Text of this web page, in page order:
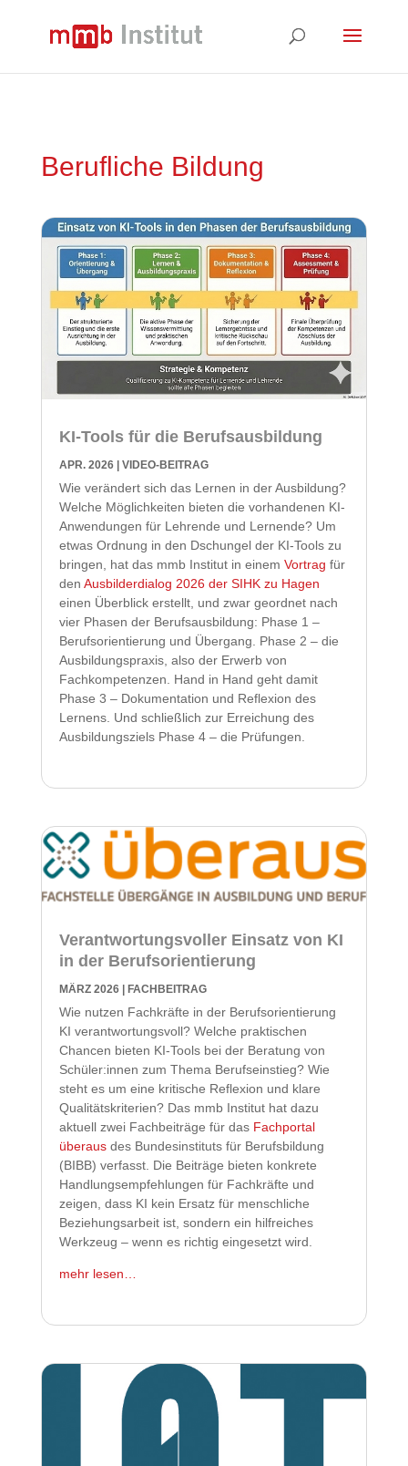
Berufliche Bildung
KI-Tools für die Berufsausbildung
APR. 2026| VIDEO-BEITRAG
Wie verändert sich das Lernen in der Ausbildung?
Welche Möglichkeiten bieten die vorhandenen KI-
Anwendungen für Lehrende und Lernende? Um
etwas Ordnung in den Dschungel der KI-Tools zu
bringen, hat das mmb Institut in einem Vortrag für
den Ausbilderdialog 2026 der SIHK zu Hagen
einen Überblick erstellt, und zwar geordnet nach
vier Phasen der Berufsausbildung: Phase 1 –
Berufsorientierung und Übergang. Phase 2 – die
Ausbildungspraxis, also der Erwerb von
Fachkompetenzen. Hand in Hand geht damit
Phase 3 – Dokumentation und Reflexion des
Lernens. Und schließlich zur Erreichung des
Ausbildungsziels Phase 4 – die Prüfungen.
Verantwortungsvoller Einsatz von KI
in der Berufsorientierung
MÄRZ 2026| FACHBEITRAG
Wie nutzen Fachkräfte in der Berufsorientierung
KI verantwortungsvoll? Welche praktischen
Chancen bieten KI-Tools bei der Beratung von
Schüler:innen zum Thema Berufseinstieg? Wie
steht es um eine kritische Reflexion und klare
Qualitätskriterien? Das mmb Institut hat dazu
aktuell zwei Fachbeiträge für das Fachportal
überausdes Bundesinstituts für Berufsbildung
(BIBB) verfasst. Die Beiträge bieten konkrete
Handlungsempfehlungen für Fachkräfte und
zeigen, dass KI kein Ersatz für menschliche
Beziehungsarbeit ist, sondern ein hilfreiches
Werkzeug – wenn es richtig eingesetzt wird.
mehr lesen…